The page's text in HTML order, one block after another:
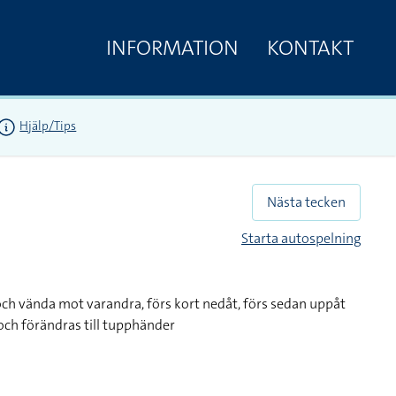
INFORMATION KONTAKT
Hjälp/Tips
Nästa tecken
Starta autospelning
vända mot varandra, förs kort nedåt, förs sedan uppåt
förändras till tupphänder